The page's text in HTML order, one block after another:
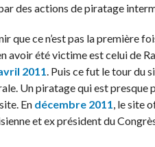
des actions de piratage
que ce n’est pas la première
avoir été victime est celui de
2011. Puis ce fut le tour du
Un piratage qui est presque
En décembre 2011, le site
et ex président du